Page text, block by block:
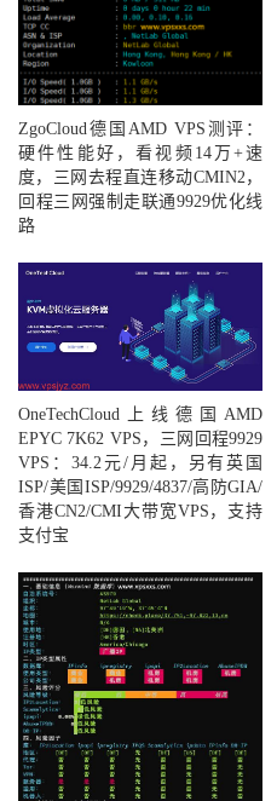
ZgoCloud德国AMD VPS测评：
硬件性能好，看视频14万+速
度，三网去程直连移动CMIN2，
回程三网强制走联通9929优化线
路
OneTechCloud上线德国AMD
EPYC 7K62 VPS，三网回程9929
VPS：34.2元/月起，另有英国
ISP/美国ISP/9929/4837/高防GIA/
香港CN2/CMI大带宽VPS，支持
支付宝